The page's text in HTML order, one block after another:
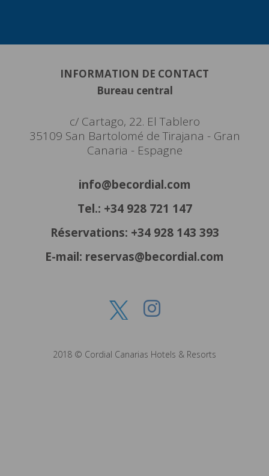
INFORMATION DE CONTACT
Bureau central
c/ Cartago, 22. El Tablero
35109 San Bartolomé de Tirajana - Gran
Canaria - Espagne
info@becordial.com
Tel.: +34 928 721 147
Réservations: +34 928 143 393
E-mail: reservas@becordial.com
2018 © Cordial Canarias Hotels & Resorts